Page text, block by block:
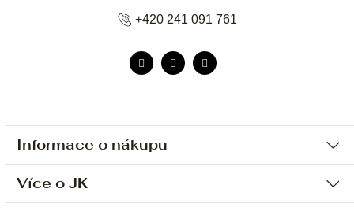
Informace o nákupu
Ochrana osobních údajů
Více o JK
+420 241 091 761